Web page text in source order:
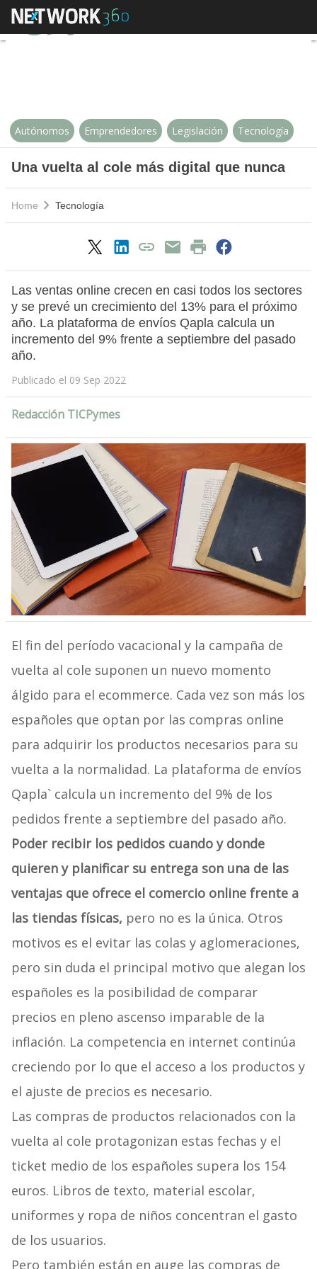
Una vuelta al cole más digital
Autónomos Emprendedores Legislación Tecnología
Una vuelta al cole más digital que nunca
Home Tecnología
Las ventas online crecen en casi todos los sectores
y se prevé un crecimiento del 13% para el próximo
año. La plataforma de envíos Qapla calcula un
incremento del 9% frente a septiembre del pasado
año.
Publicado el 09 Sep 2022
Redacción TICPymes
El fin del período vacacional y la campaña de
vuelta al cole suponen un nuevo momento
álgido para el ecommerce. Cada vez son más los
españoles que optan por las compras online
para adquirir los productos necesarios para su
vuelta a la normalidad. La plataforma de envíos
Qapla` calcula un incremento del 9% de los
pedidos frente a septiembre del pasado año.
Poder recibir los pedidos cuando y donde
quieren y planificar su entrega son una de las
ventajas que ofrece el comercio online frente a
las tiendas físicas, pero no es la única. Otros
motivos es el evitar las colas y aglomeraciones,
pero sin duda el principal motivo que alegan los
españoles es la posibilidad de comparar
precios en pleno ascenso imparable de la
inflación. La competencia en internet continúa
creciendo por lo que el acceso a los productos y
el ajuste de precios es necesario.
Las compras de productos relacionados con la
vuelta al cole protagonizan estas fechas y el
ticket medio de los españoles supera los 154
euros. Libros de texto, material escolar,
uniformes y ropa de niños concentran el gasto
de los usuarios.
Pero también están en auge las compras de